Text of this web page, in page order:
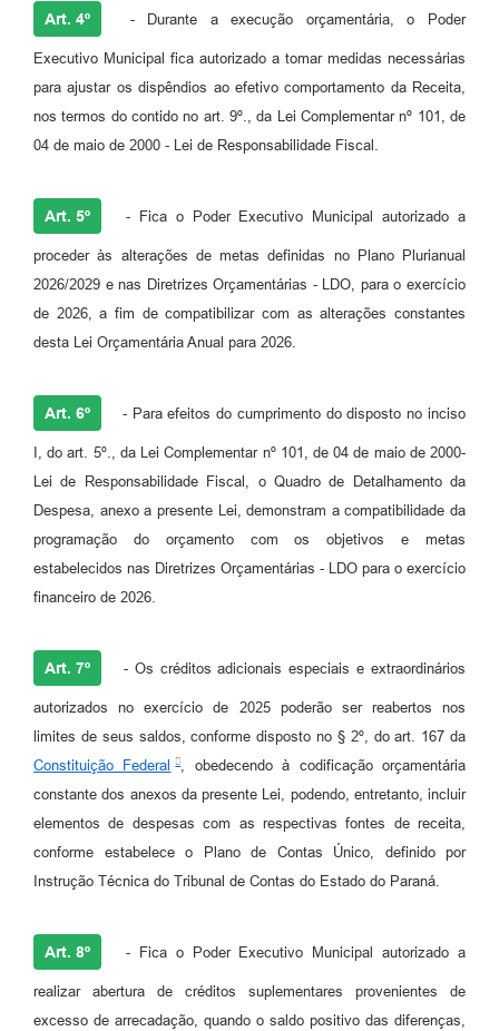
Art. 4º - Durante a execução orçamentária, o Poder
Executivo Municipal fica autorizado a tomar medidas necessárias
para ajustar os dispêndios ao efetivo comportamento da Receita,
nos termos do contido no art. 9º., da Lei Complementar nº 101, de
04 de maio de 2000 - Lei de Responsabilidade Fiscal.
Art. 5º - Fica o Poder Executivo Municipal autorizado a
proceder às alterações de metas definidas no Plano Plurianual
2026/2029 e nas Diretrizes Orçamentárias - LDO, para o exercício
de 2026, a fim de compatibilizar com as alterações constantes
desta Lei Orçamentária Anual para 2026.
Art. 6º - Para efeitos do cumprimento do disposto no inciso
I, do art. 5º., da Lei Complementar nº 101, de 04 de maio de 2000-
Lei de Responsabilidade Fiscal, o Quadro de Detalhamento da
Despesa, anexo a presente Lei, demonstram a compatibilidade da
programação do orçamento com os objetivos e metas
estabelecidos nas Diretrizes Orçamentárias - LDO para o exercício
financeiro de 2026.
Art. 7º - Os créditos adicionais especiais e extraordinários
autorizados no exercício de 2025 poderão ser reabertos nos
limites de seus saldos, conforme disposto no § 2º, do art. 167 da
Constituição Federal
, obedecendo à codificação orçamentária
constante dos anexos da presente Lei, podendo, entretanto, incluir
elementos de despesas com as respectivas fontes de receita,
conforme estabelece o Plano de Contas Único, definido por
Instrução Técnica do Tribunal de Contas do Estado do Paraná.
Art. 8º - Fica o Poder Executivo Municipal autorizado a
realizar abertura de créditos suplementares provenientes de
excesso de arrecadação, quando o saldo positivo das diferenças,